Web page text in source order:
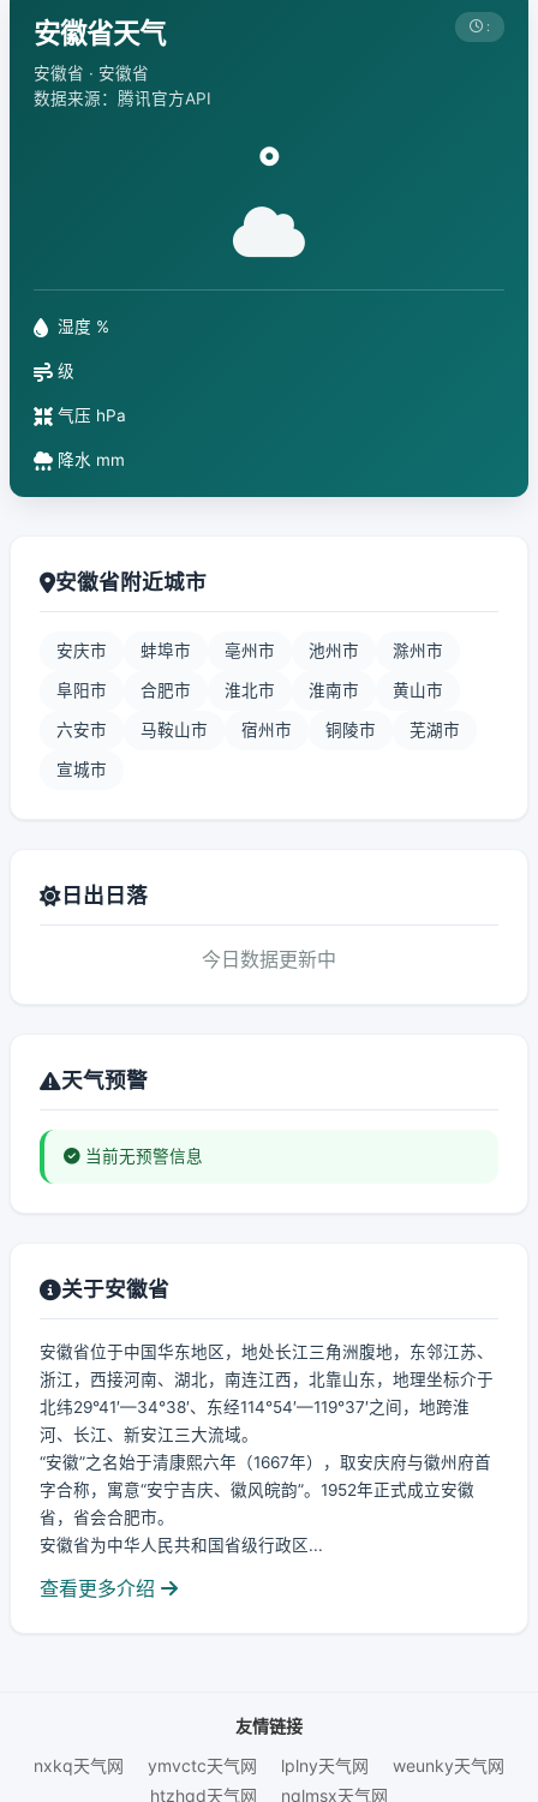
安徽省天气
安徽省 · 安徽省
数据来源：腾讯官方API
:
°
湿度 %
级
气压 hPa
降水 mm
安徽省附近城市
安庆市 蚌埠市 亳州市 池州市 滁州市
阜阳市 合肥市 淮北市 淮南市 黄山市
六安市 马鞍山市 宿州市 铜陵市 芜湖市
宣城市
日出日落
今日数据更新中
天气预警
当前无预警信息
关于安徽省
安徽省位于中国华东地区，地处长江三角洲腹地，东邻江苏、
浙江，西接河南、湖北，南连江西，北靠山东，地理坐标介于
北纬29°41′—34°38′、东经114°54′—119°37′之间，地跨淮
河、长江、新安江三大流域。
“安徽”之名始于清康熙六年（1667年），取安庆府与徽州府首
字合称，寓意“安宁吉庆、徽风皖韵”。1952年正式成立安徽
省，省会合肥市。
安徽省为中华人民共和国省级行政区...
查看更多介绍
友情链接
nxkq天气网
ymvctc天气网 lplny天气网
weunky天气网
htzhqd天气网
nqlmsx天气网